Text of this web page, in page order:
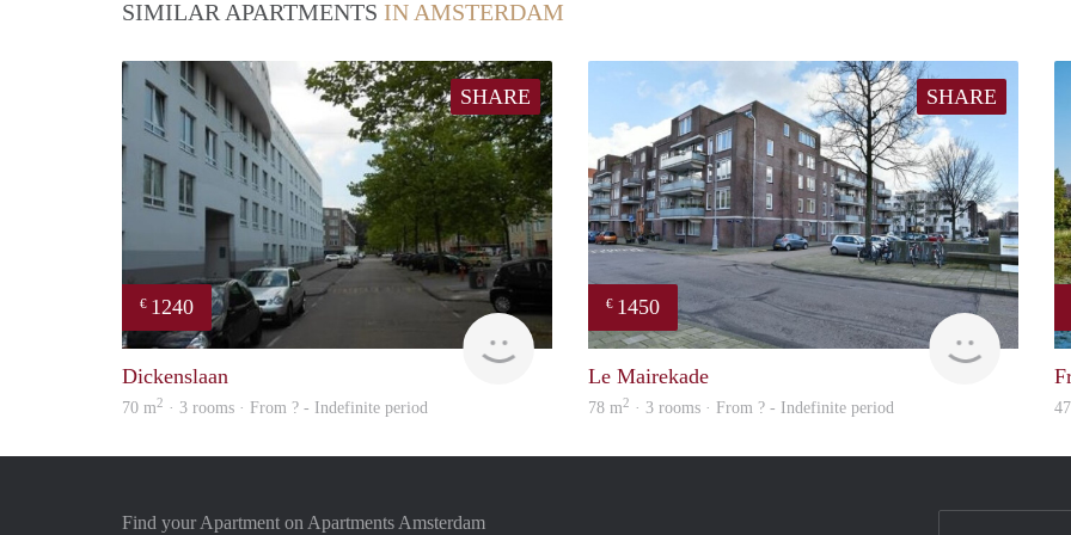
SIMILAR APARTMENTS IN AMSTERDAM
SHARE
€ 1240
Dickenslaan
70 m2 · 3 rooms · From ? - Indefinite period
SHARE
€ 1450
Woning
Le Mairekade
78 m2 · 3 rooms · From ? - Indefinite period
Find your Apartment on Apartments Amsterdam